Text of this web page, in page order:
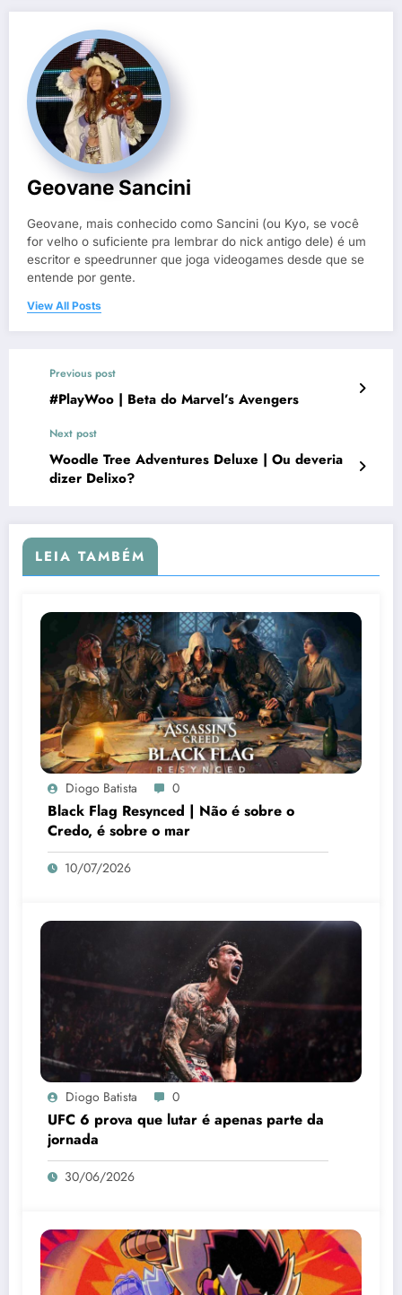
Geovane Sancini
Geovane, mais conhecido como Sancini (ou Kyo, se você
for velho o suficiente pra lembrar do nick antigo dele) é um
escritor e speedrunner que joga videogames desde que se
entende por gente.
View All Posts
Previous post
#PlayWoo | Beta do Marvel’s Avengers
Next post
Woodle Tree Adventures Deluxe | Ou deveria
dizer Delixo?
LEIA TAMBÉM
Diogo Batista 0
Black Flag Resynced | Não é sobre o
Credo, é sobre o mar
10/07/2026
Diogo Batista 0
UFC 6 prova que lutar é apenas parte da
jornada
30/06/2026